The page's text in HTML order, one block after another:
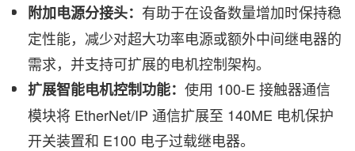
附加电源分接头： 有助于在设备数量增加时保持稳
定性能，减少对超大功率电源或额外中间继电器的
需求，并支持可扩展的电机控制架构。
扩展智能电机控制功能： 使用 100-E 接触器通信
模块将 EtherNet/IP 通信扩展至 140ME 电机保护
开关装置和 E100 电子过载继电器。